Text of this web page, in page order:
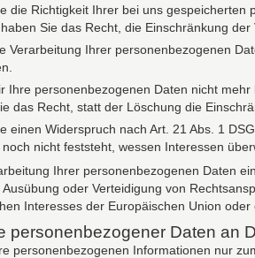
die Richtigkeit Ihrer bei uns
Sie das Recht, die Einschränkung
Verarbeitung Ihrer personenbezogenen
Ihre personenbezogenen Daten nicht
das Recht, statt der Löschung die
einen Widerspruch nach Art. 21 Abs. 1
noch nicht feststeht, wessen Interessen
Ihrer personenbezogenen Daten
oder Verteidigung von
Interesses der Europäischen Union
personenbezogener Daten an
personenbezogenen Informationen nur